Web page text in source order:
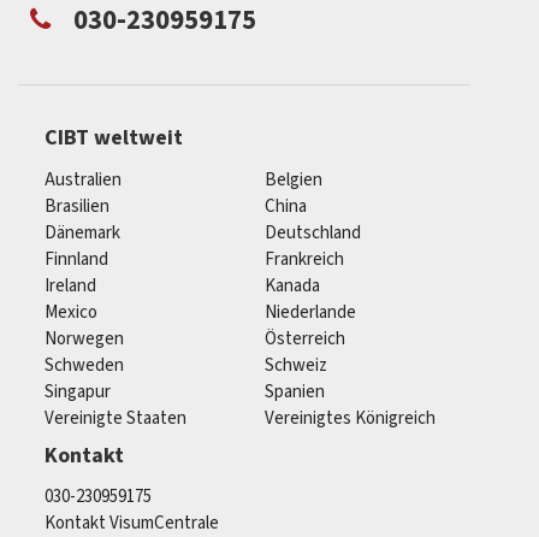
030-230959175
CIBT weltweit
Australien
Belgien
Brasilien
China
Dänemark
Deutschland
Finnland
Frankreich
Ireland
Kanada
Mexico
Niederlande
Norwegen
Österreich
Schweden
Schweiz
Singapur
Spanien
Vereinigte Staaten
Vereinigtes Königreich
Kontakt
030-230959175
Kontakt VisumCentrale